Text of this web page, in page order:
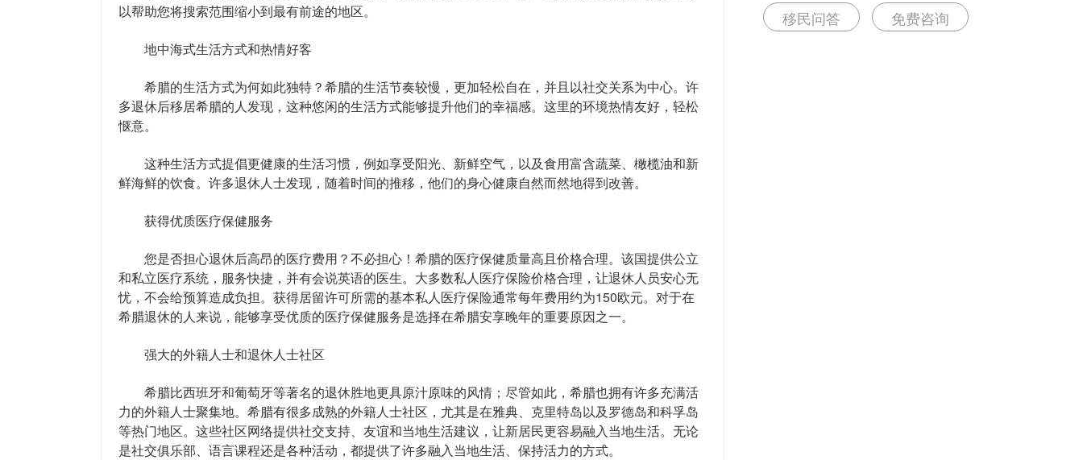
以帮助您将搜索范围缩小到最有前途的地区。
地中海式生活方式和热情好客
希腊的生活方式为何如此独特？希腊的生活节奏较慢，更加轻松自在，并且以社交关系为中心。许
多退休后移居希腊的人发现，这种悠闲的生活方式能够提升他们的幸福感。这里的环境热情友好，轻松
惬意。
这种生活方式提倡更健康的生活习惯，例如享受阳光、新鲜空气，以及食用富含蔬菜、橄榄油和新
鲜海鲜的饮食。许多退休人士发现，随着时间的推移，他们的身心健康自然而然地得到改善。
获得优质医疗保健服务
您是否担心退休后高昂的医疗费用？不必担心！希腊的医疗保健质量高且价格合理。该国提供公立
和私立医疗系统，服务快捷，并有会说英语的医生。大多数私人医疗保险价格合理，让退休人员安心无
忧，不会给预算造成负担。获得居留许可所需的基本私人医疗保险通常每年费用约为150欧元。对于在
希腊退休的人来说，能够享受优质的医疗保健服务是选择在希腊安享晚年的重要原因之一。
强大的外籍人士和退休人士社区
希腊比西班牙和葡萄牙等著名的退休胜地更具原汁原味的风情；尽管如此，希腊也拥有许多充满活
力的外籍人士聚集地。希腊有很多成熟的外籍人士社区，尤其是在雅典、克里特岛以及罗德岛和科孚岛
等热门地区。这些社区网络提供社交支持、友谊和当地生活建议，让新居民更容易融入当地生活。无论
是社交俱乐部、语言课程还是各种活动，都提供了许多融入当地生活、保持活力的方式。
移民问答
免费咨询